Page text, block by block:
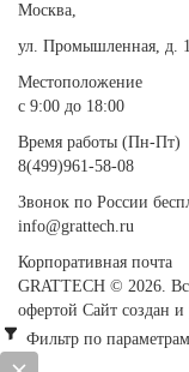
Москва,
ул. Промышленная, д.
Местоположение
с 9:00 до 18:00
Время работы (Пн-Пт)
8(499)961-58-08
Звонок по России
info@grattech.ru
Корпоративная почта
GRATTECH © 2026.
офертой Сайт создан и
Фильтр по параметрам